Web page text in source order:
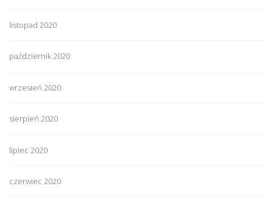
listopad 2020
październik 2020
wrzesień 2020
sierpień 2020
lipiec 2020
czerwiec 2020